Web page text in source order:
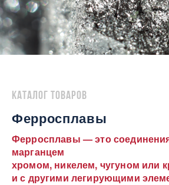
Каталог товаров
Ферросплавы
Ферросплавы — это
марганцем
хромом, никелем, чугуном или
и с другими легирующими